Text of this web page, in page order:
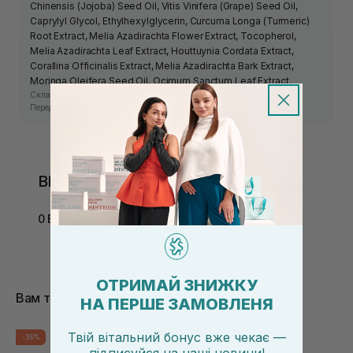
Chinensis (Jojoba) Seed Oil, Vitis Vinifera (Grape) Seed Oil,
Caprylyl Glycol, Ethylhexylglycerin, Curcuma Longa (Turmeric)
Root Extract, Melia Azadirachta Flower Extract, Tocopherol,
Melia Azadirachta Leaf Extract, Houttuynia Cordata Extract,
Corallina Officinalis Extract, Melia Azadirachta Bark Extract,
Moringa Oleifera Seed Oil, Ocimum Sanctum Leaf Extract.
Склад засобу може змінюватись виробником.
Перед використанням ознайомтесь з інформацією на упаковці.
Відгуки
0 Відгуків
Вам також сподобається
-35%
ОТРИМАЙ ЗНИЖКУ
НА ПЕРШЕ ЗАМОВЛЕНЯ
Твій вітальний бонус вже чекає —